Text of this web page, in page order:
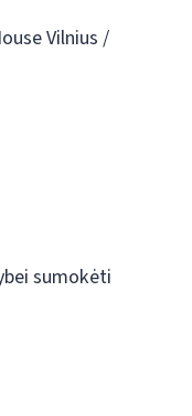
Vilnius /
sumokėti